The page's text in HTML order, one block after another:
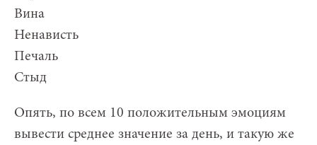
Вина
Ненависть
Печаль
Стыд
Опять, по всем 10 положительным эмоциям
вывести среднее значение за день, и такую же